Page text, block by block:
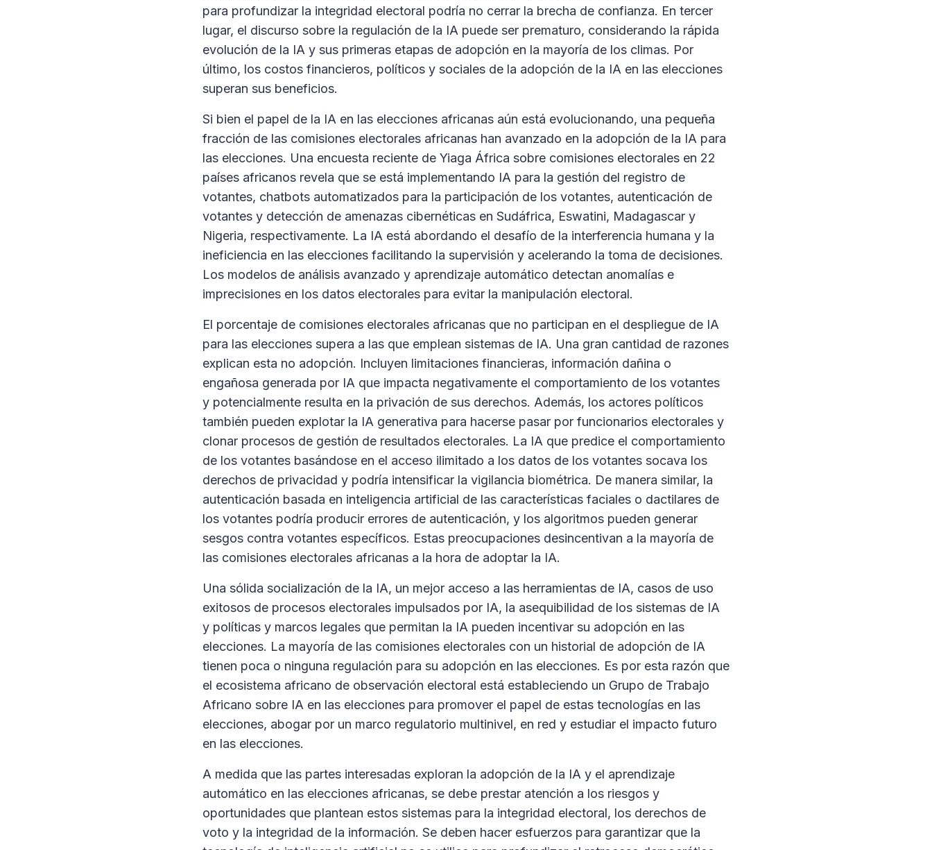
para profundizar la integridad electoral podría no cerrar la brecha de confianza. En tercer
lugar, el discurso sobre la regulación de la IA puede ser prematuro, considerando la rápida
evolución de la IA y sus primeras etapas de adopción en la mayoría de los climas. Por
último, los costos financieros, políticos y sociales de la adopción de la IA en las elecciones
superan sus beneficios.
Si bien el papel de la IA en las elecciones africanas aún está evolucionando, una pequeña
fracción de las comisiones electorales africanas han avanzado en la adopción de la IA para
las elecciones. Una encuesta reciente de Yiaga África sobre comisiones electorales en 22
países africanos revela que se está implementando IA para la gestión del registro de
votantes, chatbots automatizados para la participación de los votantes, autenticación de
votantes y detección de amenazas cibernéticas en Sudáfrica, Eswatini, Madagascar y
Nigeria, respectivamente. La IA está abordando el desafío de la interferencia humana y la
ineficiencia en las elecciones facilitando la supervisión y acelerando la toma de decisiones.
Los modelos de análisis avanzado y aprendizaje automático detectan anomalías e
imprecisiones en los datos electorales para evitar la manipulación electoral.
El porcentaje de comisiones electorales africanas que no participan en el despliegue de IA
para las elecciones supera a las que emplean sistemas de IA. Una gran cantidad de razones
explican esta no adopción. Incluyen limitaciones financieras, información dañina o
engañosa generada por IA que impacta negativamente el comportamiento de los votantes
y potencialmente resulta en la privación de sus derechos. Además, los actores políticos
también pueden explotar la IA generativa para hacerse pasar por funcionarios electorales y
clonar procesos de gestión de resultados electorales. La IA que predice el comportamiento
de los votantes basándose en el acceso ilimitado a los datos de los votantes socava los
derechos de privacidad y podría intensificar la vigilancia biométrica. De manera similar, la
autenticación basada en inteligencia artificial de las características faciales o dactilares de
los votantes podría producir errores de autenticación, y los algoritmos pueden generar
sesgos contra votantes específicos. Estas preocupaciones desincentivan a la mayoría de
las comisiones electorales africanas a la hora de adoptar la IA.
Una sólida socialización de la IA, un mejor acceso a las herramientas de IA, casos de uso
exitosos de procesos electorales impulsados por IA, la asequibilidad de los sistemas de IA
y políticas y marcos legales que permitan la IA pueden incentivar su adopción en las
elecciones. La mayoría de las comisiones electorales con un historial de adopción de IA
tienen poca o ninguna regulación para su adopción en las elecciones. Es por esta razón que
el ecosistema africano de observación electoral está estableciendo un Grupo de Trabajo
Africano sobre IA en las elecciones para promover el papel de estas tecnologías en las
elecciones, abogar por un marco regulatorio multinivel, en red y estudiar el impacto futuro
en las elecciones.
A medida que las partes interesadas exploran la adopción de la IA y el aprendizaje
automático en las elecciones africanas, se debe prestar atención a los riesgos y
oportunidades que plantean estos sistemas para la integridad electoral, los derechos de
voto y la integridad de la información. Se deben hacer esfuerzos para garantizar que la